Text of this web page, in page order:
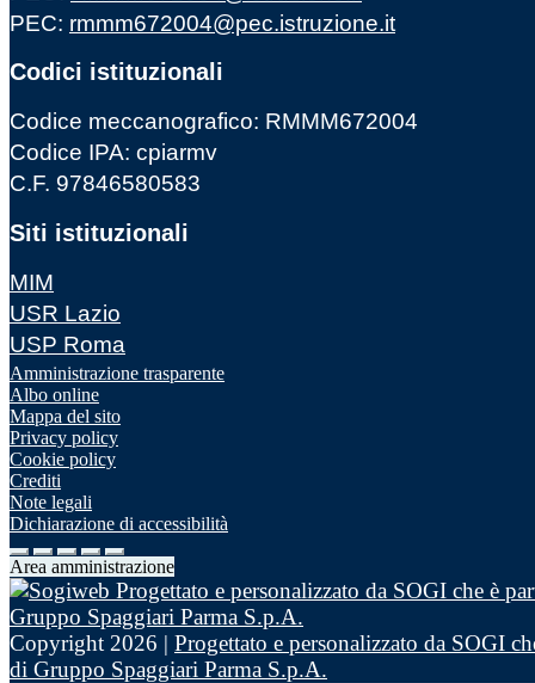
PEC: rmmm672004@pec.istruzione.it
Codici istituzionali
Codice meccanografico: RMMM672004
Codice IPA: cpiarmv
C.F. 97846580583
Siti istituzionali
MIM
USR Lazio
USP Roma
Amministrazione trasparente
Albo online
Mappa del sito
Privacy policy
Cookie policy
Crediti
Note legali
Dichiarazione di accessibilità
Area amministrazione
Copyright 2026 | Progettato e personalizzato da SOGI
di Gruppo Spaggiari Parma S.p.A.